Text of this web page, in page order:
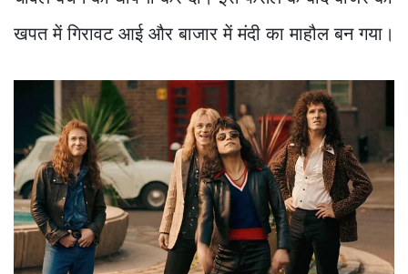
खपत में गिरावट आई और बाजार में मंदी का माहौल बन गया।